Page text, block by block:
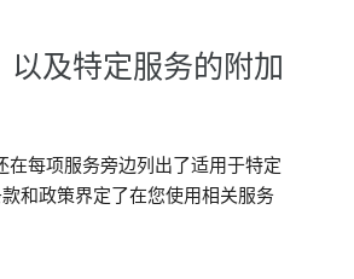
及特定服务的附加
在每项服务旁边列出了适用于特定
和政策界定了在您使用相关服务